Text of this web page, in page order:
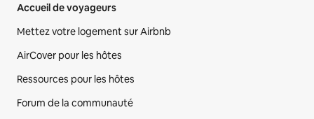
Accueil de voyageurs
Mettez votre logement sur Airbnb
AirCover pour les hôtes
Ressources pour les hôtes
Forum de la communauté